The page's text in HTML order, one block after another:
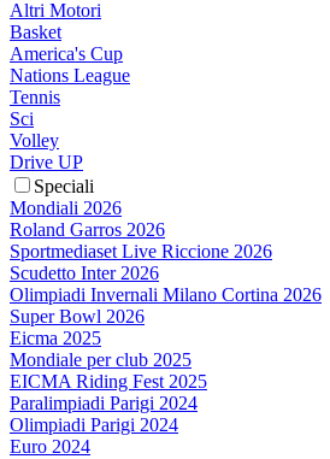
Altri Motori
Basket
America's Cup
Nations League
Tennis
Sci
Volley
Drive UP
Speciali
Mondiali 2026
Roland Garros 2026
Sportmediaset Live Riccione 2026
Scudetto Inter 2026
Olimpiadi Invernali Milano Cortina 2026
Super Bowl 2026
Eicma 2025
Mondiale per club 2025
EICMA Riding Fest 2025
Paralimpiadi Parigi 2024
Olimpiadi Parigi 2024
Euro 2024